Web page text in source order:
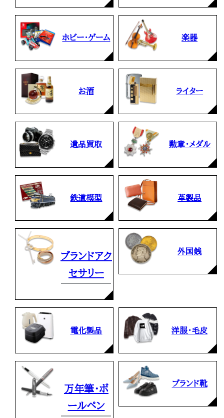
ホビー・ゲーム 楽器
お酒 ライター
遺品買取 勲章・メダル
鉄道模型 革製品
ブランドアク
セサリー
外国銭
電化製品 洋服・毛皮
万年筆・ボ
ールペン
ブランド靴